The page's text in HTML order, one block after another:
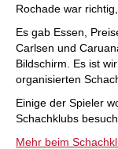
Rochade war
Es gab Essen,
Carlsen und
Bildschirm. Es ist
organisierten
Einige der Spieler
Schachklubs
Mehr beim